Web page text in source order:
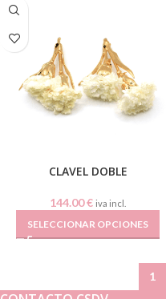
CLAVEL DOBLE
144.00€ iva incl.
SELECCIONAR OPCIONES
1